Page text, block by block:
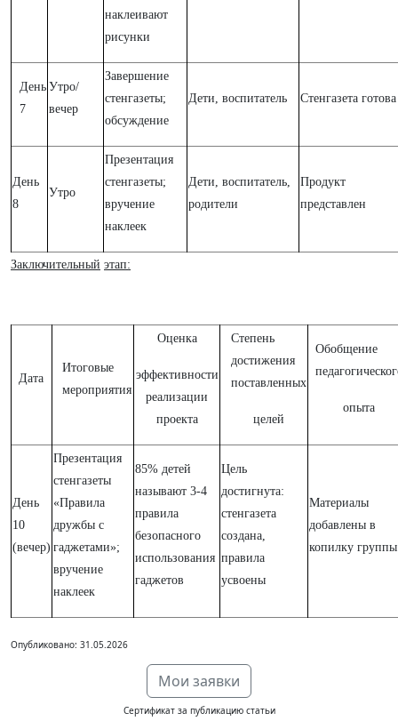
наклеивают
рисунки
День
7
Утро/
вечер
Завершение
стенгазеты;
обсуждение
Дети, воспитатель Стенгазета готова
День
8
Утро
Презентация
стенгазеты;
вручение
наклеек
Дети, воспитатель,
родители
Продукт
представлен
Заключительный этап:
Дата
Итоговые
мероприятия
Оценка
эффективности
реализации
проекта
Степень
достижения
поставленных
целей
Обобщение
опыта
День
10
(вечер)
Презентация
стенгазеты
«Правила
дружбы с
гаджетами»;
вручение
наклеек
85% детей
называют 3-4
правила
безопасного
использования
гаджетов
Цель
достигнута:
стенгазета
создана,
правила
усвоены
Материалы
добавлены в
копилку группы
Опубликовано: 31.05.2026
Мои заявки
Сертификат за публикацию статьи